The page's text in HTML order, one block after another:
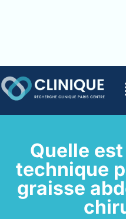
Quelle
technique
graisse